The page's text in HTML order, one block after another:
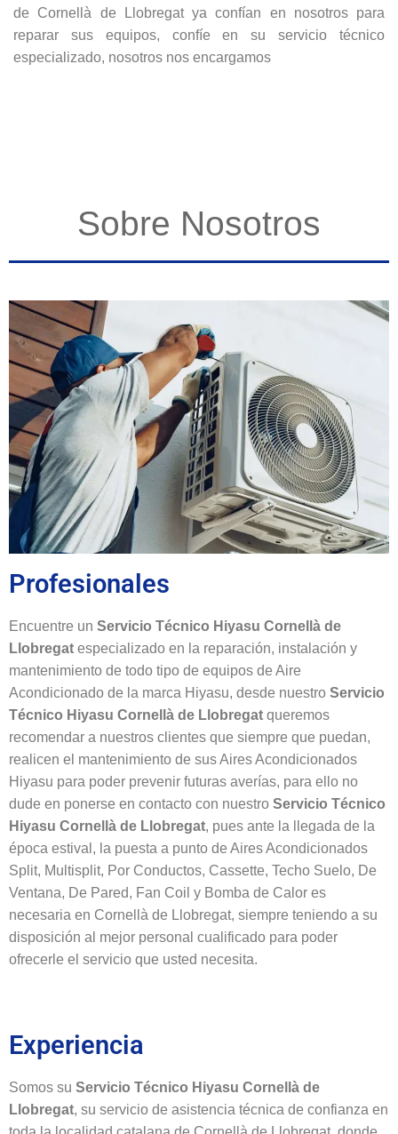
de Cornellà de Llobregat ya confían en nosotros para
reparar sus equipos, confíe en su servicio técnico
especializado, nosotros nos encargamos
Sobre Nosotros
Profesionales
Encuentre un Servicio Técnico Hiyasu Cornellà de
Llobregat especializado en la reparación, instalación y
mantenimiento de todo tipo de equipos de Aire
Acondicionado de la marca Hiyasu, desde nuestro Servicio
Técnico Hiyasu Cornellà de Llobregat queremos
recomendar a nuestros clientes que siempre que puedan,
realicen el mantenimiento de sus Aires Acondicionados
Hiyasu para poder prevenir futuras averías, para ello no
dude en ponerse en contacto con nuestro Servicio Técnico
Hiyasu Cornellà de Llobregat, pues ante la llegada de la
época estival, la puesta a punto de Aires Acondicionados
Split, Multisplit, Por Conductos, Cassette, Techo Suelo, De
Ventana, De Pared, Fan Coil y Bomba de Calor es
necesaria en Cornellà de Llobregat, siempre teniendo a su
disposición al mejor personal cualificado para poder
ofrecerle el servicio que usted necesita.
Experiencia
Somos su Servicio Técnico Hiyasu Cornellà de
Llobregat, su servicio de asistencia técnica de confianza en